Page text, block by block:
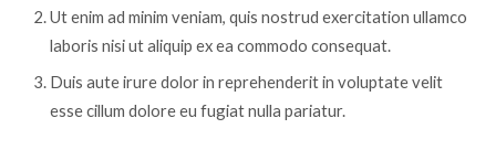
Ut enim ad minim veniam, quis nostrud exercitation ullamco
laboris nisi ut aliquip ex ea commodo consequat.
Duis aute irure dolor in reprehenderit in voluptate velit
esse cillum dolore eu fugiat nulla pariatur.